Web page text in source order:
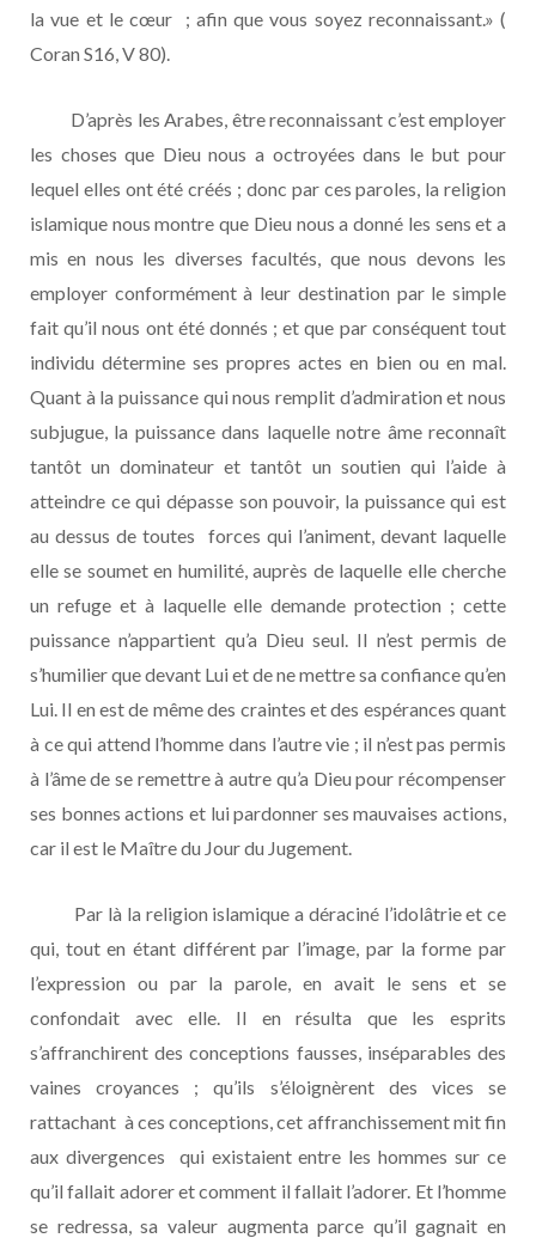
la vue et le cœur ; afin que vous soyez reconnaissant.» (
Coran S16, V 80).
D’après les Arabes, être reconnaissant c’est employer
les choses que Dieu nous a octroyées dans le but pour
lequel elles ont été créés ; donc par ces paroles, la religion
islamique nous montre que Dieu nous a donné les sens et a
mis en nous les diverses facultés, que nous devons les
employer conformément à leur destination par le simple
fait qu’il nous ont été donnés ; et que par conséquent tout
individu détermine ses propres actes en bien ou en mal.
Quant à la puissance qui nous remplit d’admiration et nous
subjugue, la puissance dans laquelle notre âme reconnaît
tantôt un dominateur et tantôt un soutien qui l’aide à
atteindre ce qui dépasse son pouvoir, la puissance qui est
au dessus de toutes forces qui l’animent, devant laquelle
elle se soumet en humilité, auprès de laquelle elle cherche
un refuge et à laquelle elle demande protection ; cette
puissance n’appartient qu’a Dieu seul. Il n’est permis de
s’humilier que devant Lui et de ne mettre sa confiance qu’en
Lui. Il en est de même des craintes et des espérances quant
à ce qui attend l’homme dans l’autre vie ; il n’est pas permis
à l’âme de se remettre à autre qu’a Dieu pour récompenser
ses bonnes actions et lui pardonner ses mauvaises actions,
car il est le Maître du Jour du Jugement.
Par là la religion islamique a déraciné l’idolâtrie et ce
qui, tout en étant différent par l’image, par la forme par
l’expression ou par la parole, en avait le sens et se
confondait avec elle. Il en résulta que les esprits
s’affranchirent des conceptions fausses, inséparables des
vaines croyances ; qu’ils s’éloignèrent des vices se
rattachant à ces conceptions, cet affranchissement mit fin
aux divergences qui existaient entre les hommes sur ce
qu’il fallait adorer et comment il fallait l’adorer. Et l’homme
se redressa, sa valeur augmenta parce qu’il gagnait en